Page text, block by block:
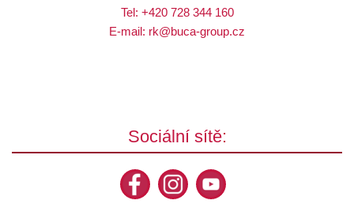
Tel: +420 728 344 160
E-mail: rk@buca-group.cz
Sociální sítě: